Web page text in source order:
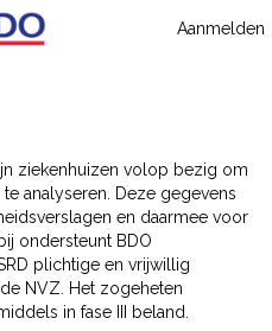
Aanmelden
ziekenhuizen volop bezig om
analyseren. Deze gegevens
en daarmee voor
ondersteunt BDO
plichtige en vrijwillig
NVZ. Het zogeheten
in fase III beland.